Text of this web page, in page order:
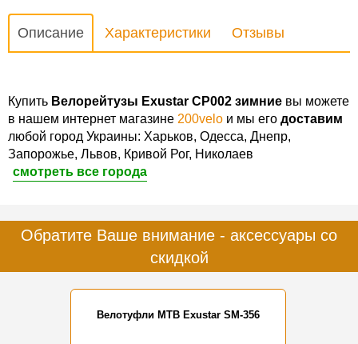
Описание Характеристики Отзывы
Купить Велорейтузы Exustar CP002 зимние вы можете
в нашем интернет магазине 200velo и мы его доставим
любой город Украины: Харьков, Одесса, Днепр,
Запорожье, Львов, Кривой Рог, Николаев
смотреть все города
Обратите Ваше внимание - аксессуары со
скидкой
Велотуфли MTB Exustar SM-356